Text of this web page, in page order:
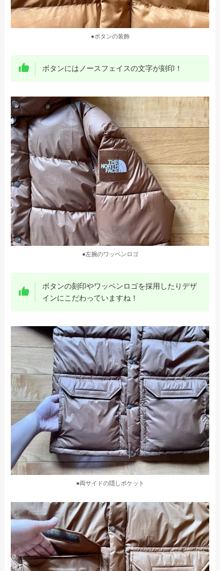
●ボタンの装飾
ボタンにはノースフェイスの文字が刻印！
●左腕のワッペンロゴ
ボタンの刻印やワッペンロゴを採用したりデザ
インにこだわっていますね！
●両サイドの隠しポケット